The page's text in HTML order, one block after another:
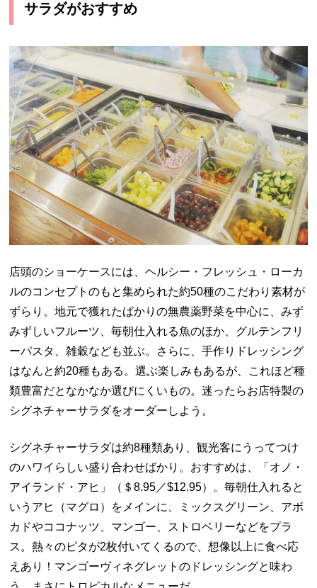
サラダがおすすめ
店頭のショーケースには、ヘルシー・フレッシュ・ローカ
ルのコンセプトのもと集められた約50種のこだわり素材が
ずらり。地元で獲れたばかりの無農薬野菜を中心に、みず
みずしいフルーツ、毎朝仕入れる魚のほか、グルテンフリ
ーパスタ、雑穀なども並ぶ。さらに、手作りドレッシング
はなんと約20種もある。選ぶ楽しみもあるが、これほど種
類豊富だとなかなか選びにくいもの。迷ったらお店特製の
シグネチャーサラダをオーダーしよう。
シグネチャーサラダは約8種類あり、観光客にうってつけ
のハワイらしい盛り合わせばかり。おすすめは、「オノ・
アイランド・アヒ」（＄8.95／$12.95）。毎朝仕入れると
いうアヒ（マグロ）をメインに、ミックスグリーン、アボ
カドやココナッツ、マンゴー、ストロベリーなどをプラ
ス。熱々のピタが2枚付いてくるので、想像以上に食べ応
えあり！マンゴーヴィネグレットのドレッシングと味わ